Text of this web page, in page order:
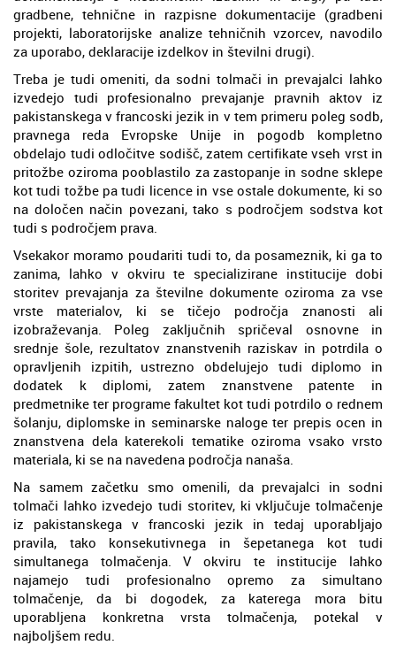
gradbene, tehnične in razpisne dokumentacije (gradbeni
projekti, laboratorijske analize tehničnih vzorcev, navodilo
za uporabo, deklaracije izdelkov in številni drugi).
Treba je tudi omeniti, da sodni tolmači in prevajalci lahko
izvedejo tudi profesionalno prevajanje pravnih aktov iz
pakistanskega v francoski jezik in v tem primeru poleg sodb,
pravnega reda Evropske Unije in pogodb kompletno
obdelajo tudi odločitve sodišč, zatem certifikate vseh vrst in
pritožbe oziroma pooblastilo za zastopanje in sodne sklepe
kot tudi tožbe pa tudi licence in vse ostale dokumente, ki so
na določen način povezani, tako s področjem sodstva kot
tudi s področjem prava.
Vsekakor moramo poudariti tudi to, da posameznik, ki ga to
zanima, lahko v okviru te specializirane institucije dobi
storitev prevajanja za številne dokumente oziroma za vse
vrste materialov, ki se tičejo področja znanosti ali
izobraževanja. Poleg zaključnih spričeval osnovne in
srednje šole, rezultatov znanstvenih raziskav in potrdila o
opravljenih izpitih, ustrezno obdelujejo tudi diplomo in
dodatek k diplomi, zatem znanstvene patente in
predmetnike ter programe fakultet kot tudi potrdilo o rednem
šolanju, diplomske in seminarske naloge ter prepis ocen in
znanstvena dela katerekoli tematike oziroma vsako vrsto
materiala, ki se na navedena področja nanaša.
Na samem začetku smo omenili, da prevajalci in sodni
tolmači lahko izvedejo tudi storitev, ki vključuje tolmačenje
iz pakistanskega v francoski jezik in tedaj uporabljajo
pravila, tako konsekutivnega in šepetanega kot tudi
simultanega tolmačenja. V okviru te institucije lahko
najamejo tudi profesionalno opremo za simultano
tolmačenje, da bi dogodek, za katerega mora bitu
uporabljena konkretna vrsta tolmačenja, potekal v
najboljšem redu.